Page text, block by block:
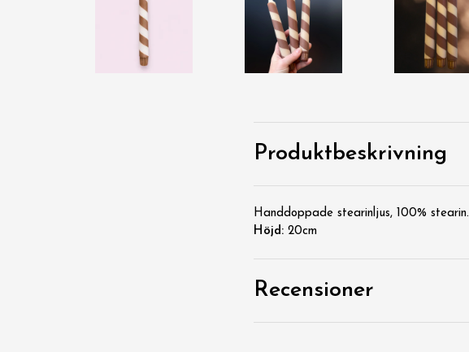
Produktbeskrivning
Handdoppade stearinljus, 100% stearin.
Höjd: 20cm
Recensioner